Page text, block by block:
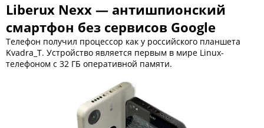
Liberux Nexx — антишпионский
смартфон без сервисов Google
Телефон получил процессор как у российского планшета
Kvadra_T. Устройство является первым в мире Linux-
телефоном с 32 ГБ оперативной памяти.